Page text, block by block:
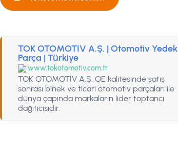
TOK OTOMOTIV A.Ş. | Otomotiv Yedek
Parça | Türkiye
www.tokotomotiv.com.tr
TOK OTOMOTİV A.Ş. OE kalitesinde satış
sonrası binek ve ticari otomotiv parçaları ile
dünya çapında markaların lider toptancı
dağıtıcısıdır.